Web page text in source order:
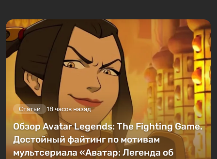
Статьи 18 часов назад
Обзор Avatar Legends: The Fighting Game.
Достойный файтинг по мотивам
мультсериала «Аватар: Легенда об